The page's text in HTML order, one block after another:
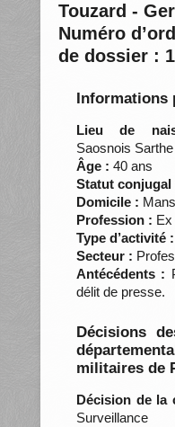
Touzard -
Numéro
de dossier :
Informations
Lieu de
Saosnois Sarthe
Âge : 40 ans
Statut conjugal
Domicile :
Profession : Ex
Type d’activité :
Secteur :
Antécédents :
délit de presse.
Décisions
militaires de
Décision de la
Surveillance